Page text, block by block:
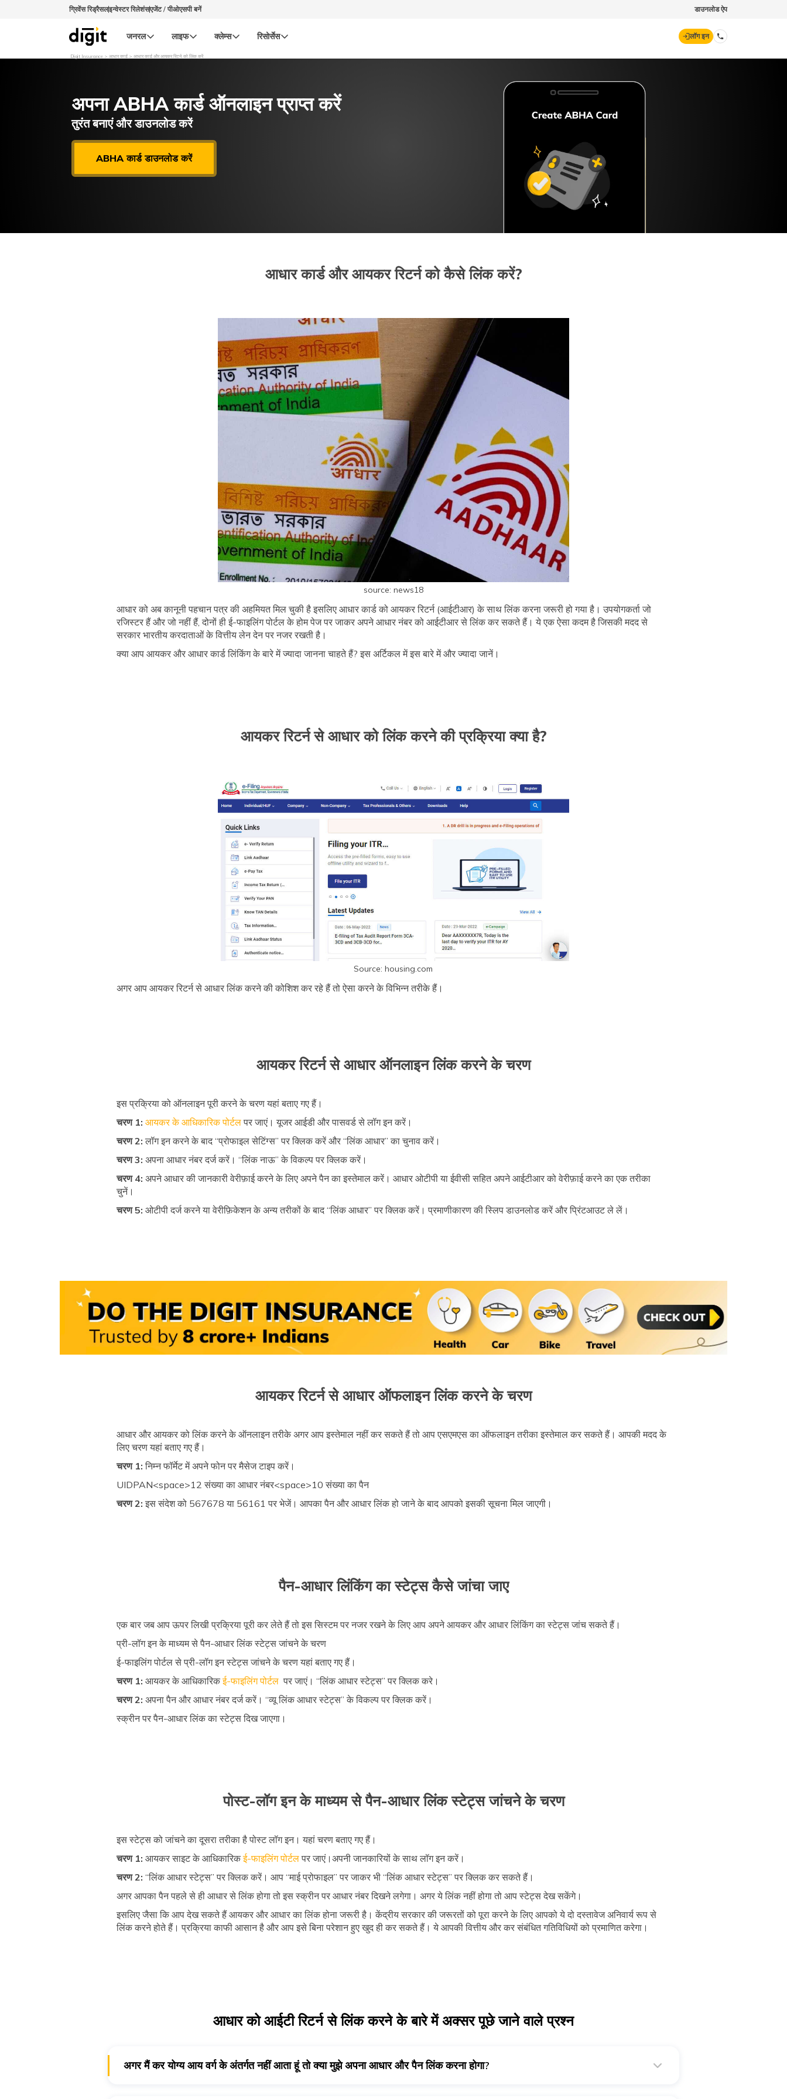
ग्रिवेंस रिड्रैसलइन्वेस्टर रिलेशंसएजेंट / पीओएसपी बनें डाउनलोड ऐप
जनरल लाइफ क्लेम्स रिसोर्सेस लॉग इन
70260 61234
Digit Insurance आधार कार्ड आधार कार्ड और आयकर रिटर्न को लिंक करें
अपना ABHA कार्ड ऑनलाइन प्राप्त करें
तुरंत बनाएं और डाउनलोड करें
ABHA कार्ड डाउनलोड करें
आधार कार्ड और आयकर रिटर्न को कैसे लिंक करें?
source: news18
आधार को अब कानूनी पहचान पत्र की अहमियत मिल चुकी है इसलिए आधार कार्ड को आयकर रिटर्न (आईटीआर) के साथ लिंक करना जरूरी हो गया है। उपयोगकर्ता जो
रजिस्टर हैं और जो नहीं हैं, दोनों ही ई-फाइलिंग पोर्टल के होम पेज पर जाकर अपने आधार नंबर को आईटीआर से लिंक कर सकते हैं। ये एक ऐसा कदम है जिसकी मदद से
सरकार भारतीय करदाताओं के वित्तीय लेन देन पर नजर रखती है।
क्या आप आयकर और आधार कार्ड लिंकिंग के बारे में ज्यादा जानना चाहते हैं? इस अर्टिकल में इस बारे में और ज्यादा जानें।
आयकर रिटर्न से आधार को लिंक करने की प्रक्रिया क्या है?
Source: housing.com
अगर आप आयकर रिटर्न से आधार लिंक करने की कोशिश कर रहे हैं तो ऐसा करने के विभिन्न तरीके हैं।
आयकर रिटर्न से आधार ऑनलाइन लिंक करने के चरण
इस प्रक्रिया को ऑनलाइन पूरी करने के चरण यहां बताए गए हैं।
चरण 1:आयकर के आधिकारिक पोर्टलपर जाएं। यूजर आईडी और पासवर्ड से लॉग इन करें।
चरण 2:लॉग इन करने के बाद “प्रोफाइल सेटिंग्स” पर क्लिक करें और “लिंक आधार” का चुनाव करें।
चरण 3: अपना आधार नंबर दर्ज करें। “लिंक नाऊ” के विकल्प पर क्लिक करें।
चरण 4: अपने आधार की जानकारी वेरीफ़ाई करने के लिए अपने पैन का इस्तेमाल करें। आधार ओटीपी या ईवीसी सहित अपने आईटीआर को वेरीफ़ाई करने का एक तरीका
चुनें।
चरण 5:ओटीपी दर्ज करने या वेरीफ़िकेशन के अन्य तरीकों के बाद “लिंक आधार” पर क्लिक करें। प्रमाणीकारण की स्लिप डाउनलोड करें और प्रिंटआउट ले लें।
आयकर रिटर्न से आधार ऑफलाइन लिंक करने के चरण
आधार और आयकर को लिंक करने के ऑनलाइन तरीके अगर आप इस्तेमाल नहीं कर सकते हैं तो आप एसएमएस का ऑफलाइन तरीका इस्तेमाल कर सकते हैं। आपकी मदद के
लिए चरण यहां बताए गए हैं।
चरण 1:निम्न फॉर्मेट में अपने फोन पर मैसेज टाइप करें।
UIDPAN<space>12 संख्या का आधार नंबर<space>10 संख्या का पैन
चरण 2: इस संदेश को 567678 या 56161 पर भेजें। आपका पैन और आधार लिंक हो जाने के बाद आपको इसकी सूचना मिल जाएगी।
पैन-आधार लिंकिंग का स्टेट्स कैसे जांचा जाए
एक बार जब आप ऊपर लिखी प्रक्रिया पूरी कर लेते हैं तो इस सिस्टम पर नजर रखने के लिए आप अपने आयकर और आधार लिंकिंग का स्टेट्स जांच सकते हैं।
प्री-लॉग इन के माध्यम से पैन-आधार लिंक स्टेट्स जांचने के चरण
ई-फाइलिंग पोर्टल से प्री-लॉग इन स्टेट्स जांचने के चरण यहां बताए गए हैं।
चरण 1:आयकर के आधिकारिकई-फाइलिंग पोर्टल पर जाएं। “लिंक आधार स्टेट्स” पर क्लिक करे।
चरण 2:अपना पैन और आधार नंबर दर्ज करें। “व्यू लिंक आधार स्टेट्स” के विकल्प पर क्लिक करें।
स्क्रीन पर पैन-आधार लिंक का स्टेट्स दिख जाएगा।
पोस्ट-लॉग इन के माध्यम से पैन-आधार लिंक स्टेट्स जांचने के चरण
इस स्टेट्स को जांचने का दूसरा तरीका है पोस्ट लॉग इन। यहां चरण बताए गए हैं।
चरण 1:आयकर साइट के आधिकारिकई-फाइलिंग पोर्टलपर जाएं।अपनी जानकारियों के साथ लॉग इन करें।
चरण 2:“लिंक आधार स्टेट्स” पर क्लिक करें। आप “माई प्रोफाइल” पर जाकर भी “लिंक आधार स्टेट्स” पर क्लिक कर सकते हैं।
अगर आपका पैन पहले से ही आधार से लिंक होगा तो इस स्क्रीन पर आधार नंबर दिखने लगेगा। अगर ये लिंक नहीं होगा तो आप स्टेट्स देख सकेंगे।
इसलिए जैसा कि आप देख सकते हैं आयकर और आधार का लिंक होना जरूरी है। केंद्रीय सरकार की जरूरतों को पूरा करने के लिए आपको ये दो दस्तावेज अनिवार्य रूप से
लिंक करने होते हैं। प्रक्रिया काफी आसान है और आप इसे बिना परेशान हुए खुद ही कर सकते हैं। ये आपकी वित्तीय और कर संबंधित गतिविधियों को प्रमाणित करेगा।
आधार को आईटी रिटर्न से लिंक करने के बारे में अक्सर पूछे जाने वाले प्रश्न
अगर मैं कर योग्य आय वर्ग के अंतर्गत नहीं आता हूं तो क्या मुझे अपना आधार और पैन लिंक करना होगा?